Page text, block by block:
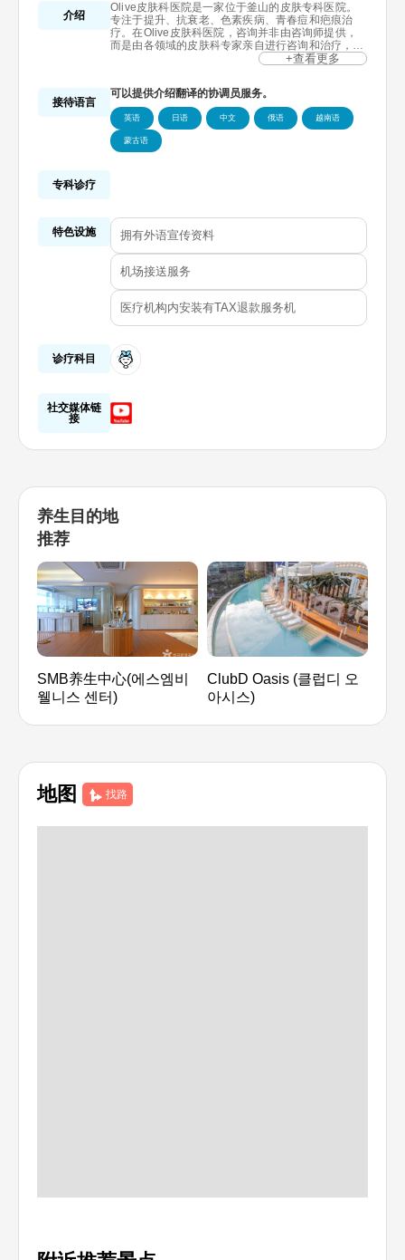
介绍
Olive皮肤科医院是一家位于釜山的皮肤专科医院。
专注于提升、抗衰老、色素疾病、青春痘和疤痕治
疗。在Olive皮肤科医院，咨询并非由咨询师提供，
而是由各领域的皮肤科专家亲自进行咨询和治疗，提
供安全精准的皮肤科手术。特别值得一提的是，在提
+查看更多
接待语言
可以提供介绍翻译的协调员服务。
英语 日语 中文 俄语 越南语
蒙古语
专科诊疗
特色设施 拥有外语宣传资料
机场接送服务
医疗机构内安装有TAX退款服务机
诊疗科目
社交媒体链
接
养生目的地
推荐
SMB养生中心(에스엠비
웰니스 센터)
ClubD Oasis (클럽디 오
아시스)
地图 找路